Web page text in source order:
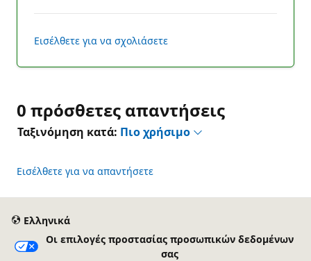
αυτό
απάντηση
Εισέλθετε για να σχολιάσετε
0 πρόσθετες απαντήσεις
Ταξινόμηση κατά: Πιο χρήσιμο
Εισέλθετε για να απαντήσετε
Ελληνικά
Οι επιλογές προστασίας προσωπικών δεδομένων
σας